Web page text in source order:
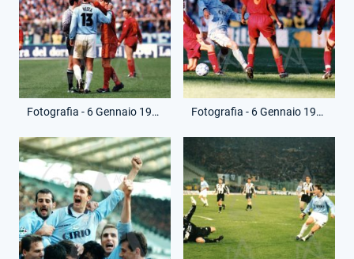
Fotografia - 6 Gennaio 1998 - Coppa Italia - Lazio-Roma Fotografia - 6 Gennaio 1998 - Coppa Italia - Lazio-Roma